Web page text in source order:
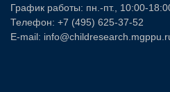
График работы: пн.-пт., 10:00-
Телефон: +7 (495) 625-37-52
E-mail: